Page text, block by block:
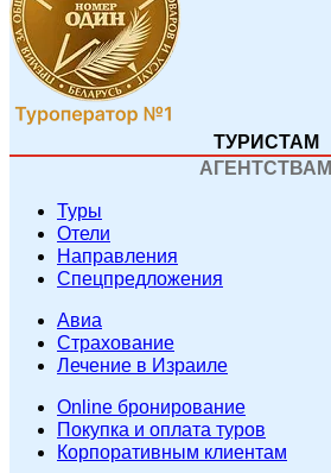
ТУРИСТАМ
АГЕНТСТВАМ
Туры
Отели
Направления
Спецпредложения
Авиа
Страхование
Лечение в Израиле
Online бронирование
Покупка и оплата туров
Корпоративным клиентам